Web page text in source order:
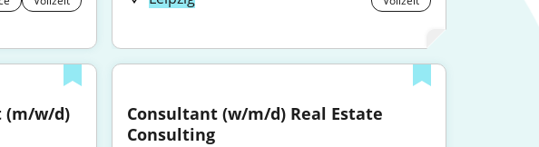
(m/w/d)
Consultant (w/m/d) Real Estate
Consulting